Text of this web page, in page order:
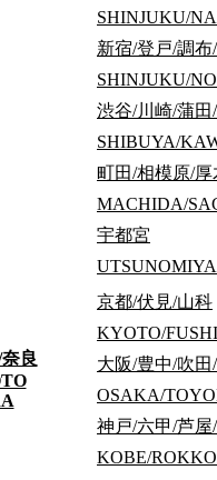
SHINJUKU/
新宿/登戸/調
SHINJUKU/
渋谷/川崎/蒲田
SHIBUYA/
町田/相模原/
MACHIDA/
宇都宮
UTSUNOMIYA
良
京都/伏見/山科
KYOTO/
大阪/豊中/吹田
OSAKA/
神戸/六甲/芦屋
KOBE/
시고메 야나기마치」역